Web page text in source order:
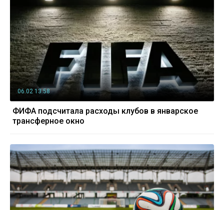
06.02 13:58
ФИФА подсчитала расходы клубов в январское
трансферное окно